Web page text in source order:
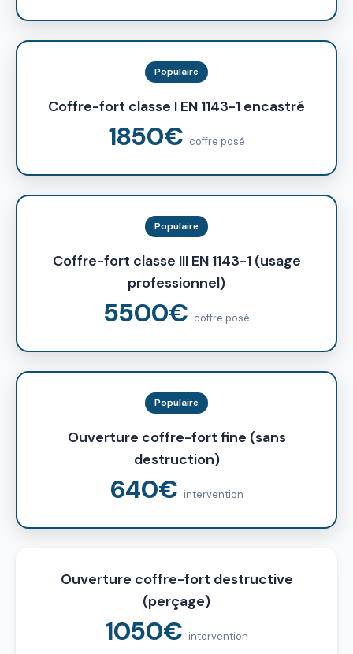
Populaire
Coffre-fort classe I EN 1143-1 encastré
1850€ coffre posé
Populaire
Coffre-fort classe III EN 1143-1 (usage
professionnel)
5500€ coffre posé
Populaire
Ouverture coffre-fort fine (sans
destruction)
640€ intervention
Ouverture coffre-fort destructive
(perçage)
1050€ intervention